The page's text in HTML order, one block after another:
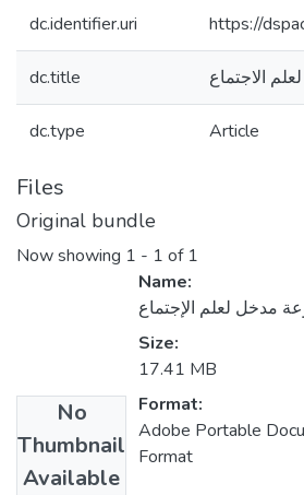
dc.identifier.uri https://
dc.title الاجتماع
dc.type Article
Files
Original bundle
Now showing 1 - 1 of 1
No
Thumbnail
Available
Name:
Size:
17.41 MB
Format:
Adobe Portable
Format